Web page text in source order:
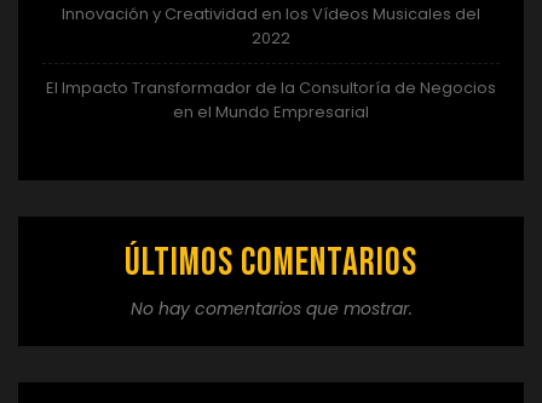
Innovación y Creatividad en los Vídeos Musicales del
2022
El Impacto Transformador de la Consultoría de Negocios
en el Mundo Empresarial
Últimos comentarios
No hay comentarios que mostrar.